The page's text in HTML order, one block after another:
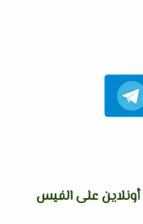
على الفيس